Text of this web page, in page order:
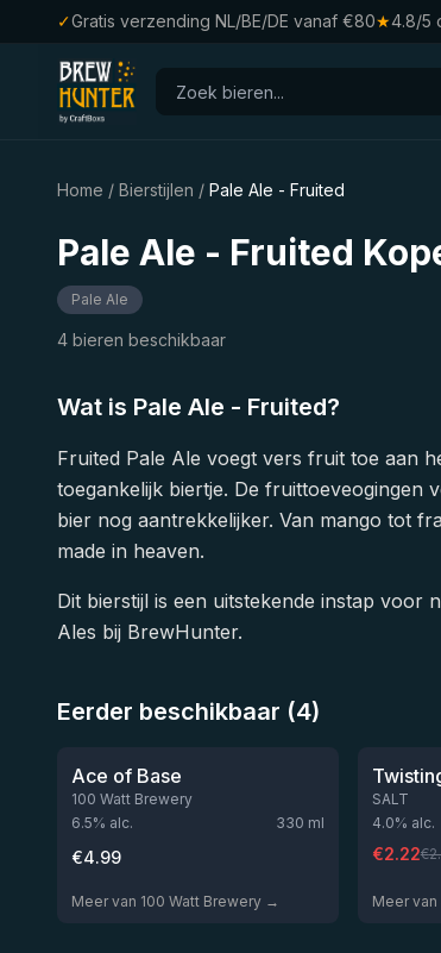
✓Gratis verzending NL/BE/DE vanaf €80★4.8/5
Home / Bierstijlen / Pale Ale - Fruited
Pale Ale - Fruited
Pale Ale
4 bieren beschikbaar
Wat is Pale Ale - Fruited?
Fruited Pale Ale voegt vers fruit toe aan
toegankelijk biertje. De fruittoeveogingen
bier nog aantrekkelijker. Van mango tot
made in heaven.
Dit bierstijl is een uitstekende instap voor
Ales bij BrewHunter.
Eerder beschikbaar (4)
★3.44
Ace of Base
100 Watt Brewery
6.5% alc. 330 ml
€4.99
Meer van 100 Watt Brewery →
SALT
4.0% alc.
€2.22€
Meer